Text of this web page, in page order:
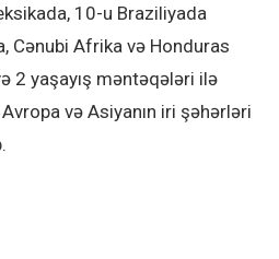
10-u Braziliyada
Cənubi Afrika və Honduras
2 yaşayış məntəqələri ilə
və Asiyanın iri şəhərləri